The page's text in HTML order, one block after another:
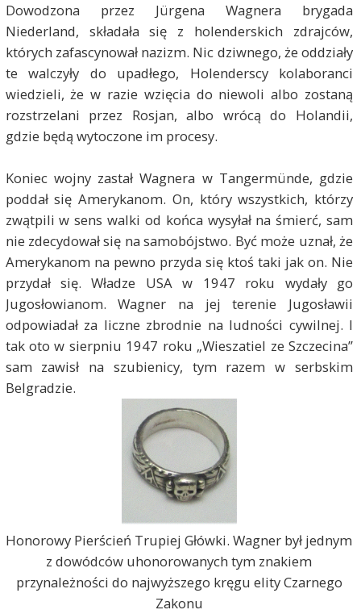
Dowodzona przez Jürgena Wagnera brygada
Niederland, składała się z holenderskich zdrajców,
których zafascynował nazizm. Nic dziwnego, że oddziały
te walczyły do upadłego, Holenderscy kolaboranci
wiedzieli, że w razie wzięcia do niewoli albo zostaną
rozstrzelani przez Rosjan, albo wrócą do Holandii,
gdzie będą wytoczone im procesy.
Koniec wojny zastał Wagnera w Tangermünde, gdzie
poddał się Amerykanom. On, który wszystkich, którzy
zwątpili w sens walki od końca wysyłał na śmierć, sam
nie zdecydował się na samobójstwo. Być może uznał, że
Amerykanom na pewno przyda się ktoś taki jak on. Nie
przydał się. Władze USA w 1947 roku wydały go
Jugosłowianom. Wagner na jej terenie Jugosławii
odpowiadał za liczne zbrodnie na ludności cywilnej. I
tak oto w sierpniu 1947 roku „Wieszatiel ze Szczecina”
sam zawisł na szubienicy, tym razem w serbskim
Belgradzie.
Honorowy Pierścień Trupiej Główki. Wagner był jednym
z dowódców uhonorowanych tym znakiem
przynależności do najwyższego kręgu elity Czarnego
Zakonu